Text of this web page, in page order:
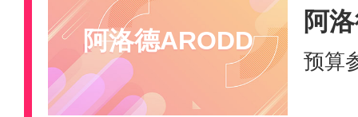
阿洛德ARODD
阿
预算